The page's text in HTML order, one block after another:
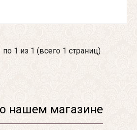
1 из 1 (всего 1 страниц)
нашем магазине